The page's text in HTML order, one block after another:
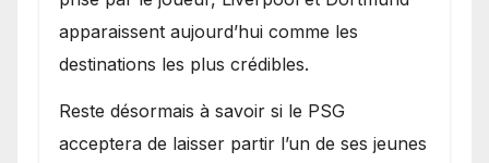
apparaissent aujourd’hui comme les
destinations les plus crédibles.
Reste désormais à savoir si le PSG
acceptera de laisser partir l’un de ses jeunes